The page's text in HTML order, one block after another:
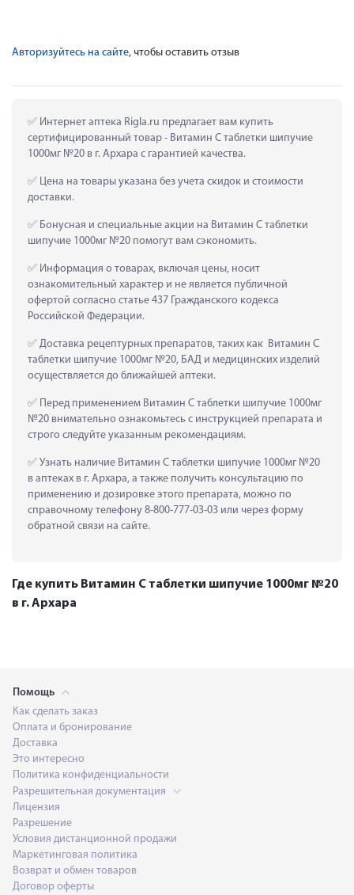
Авторизуйтесь на сайте, чтобы оставить отзыв
Интернет аптека Rigla.ru предлагает вам купить
сертифицированный товар - Витамин С таблетки шипучие
1000мг №20 в г. Архара с гарантией качества.
Цена на товары указана без учета скидок и стоимости
доставки.
Бонусная и специальные акции на Витамин С таблетки
шипучие 1000мг №20 помогут вам сэкономить.
Информация о товарах, включая цены, носит
ознакомительный характер и не является публичной
офертой согласно статье 437 Гражданского кодекса
Российской Федерации.
Доставка рецептурных препаратов, таких как  Витамин С
таблетки шипучие 1000мг №20, БАД и медицинских изделий
осуществляется до ближайшей аптеки.
Перед применением Витамин С таблетки шипучие 1000мг
№20 внимательно ознакомьтесь с инструкцией препарата и
строго следуйте указанным рекомендациям.
Узнать наличие Витамин С таблетки шипучие 1000мг №20
в аптеках в г. Архара, а также получить консультацию по
применению и дозировке этого препарата, можно по
справочному телефону 8-800-777-03-03 или через форму
обратной связи на сайте.
Где купить Витамин С таблетки шипучие 1000мг №20
в г. Архара
Помощь
Как сделать заказ
Оплата и бронирование
Доставка
Это интересно
Политика конфиденциальности
Разрешительная документация
Лицензия
Разрешение
Условия дистанционной продажи
Маркетинговая политика
Возврат и обмен товаров
Договор оферты